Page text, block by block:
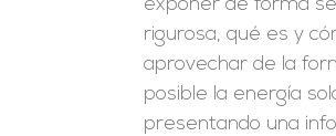
exponer de forma
rigurosa, qué es y
aprovechar de la
posible la energía
presentando una